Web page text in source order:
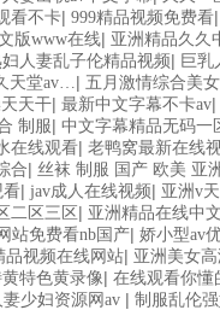
看不卡| 999精品视频免费看
版www在线| 亚洲精品久久
人妻乱子伦精品视频| 巨乳
天堂av…| 五月激情综合美
天干| 最新中文字幕不卡av|
制服| 中文字幕精品无码一
在线观看| 老鸭窝最新在线
合| 丝袜 制服 国产 欧美 亚
看| jav成人在线视频| 亚洲v
二区三区 | 亚洲精品在线中
站免费看nb国产| 娇小型av
品视频在线网站| 亚洲美女
特色黄录像| 在线观看你懂
妻少妇资源网av | 制服乱伦